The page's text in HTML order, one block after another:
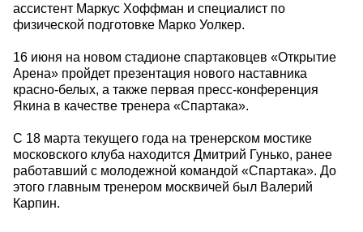
ассистент Маркус Хоффман и специалист по
физической подготовке Марко Уолкер.
16 июня на новом стадионе спартаковцев «Открытие
Арена» пройдет презентация нового наставника
красно-белых, а также первая пресс-конференция
Якина в качестве тренера «Спартака».
С 18 марта текущего года на тренерском мостике
московского клуба находится Дмитрий Гунько, ранее
работавший с молодежной командой «Спартака». До
этого главным тренером москвичей был Валерий
Карпин.